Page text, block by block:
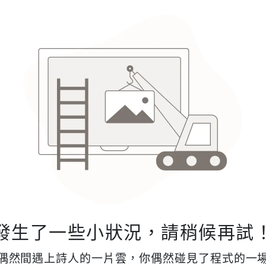
生了一些小狀況，請稍候再試！
然間遇上詩人的一片雲，你偶然碰見了程式的一